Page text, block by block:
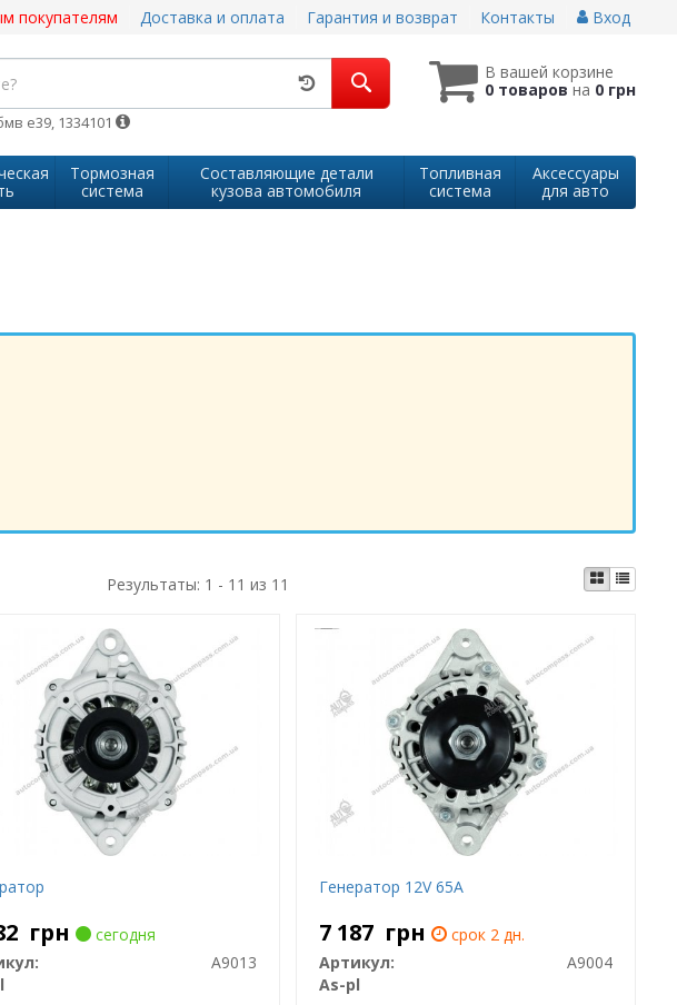
покупателям Доставка и оплата Гарантия и возврат Контакты Вход
В вашей корзине
0 товаровна 0 грн
е39, 1334101
Тормозная
система
Составляющие детали
кузова автомобиля
Топливная
система
Аксессуары
для авто
Результаты: 1 - 11 из 11
грн
сегодня
A9013
Генератор 12V 65A
7 187 грн
срок 2 дн.
Артикул:
A9004
As-pl